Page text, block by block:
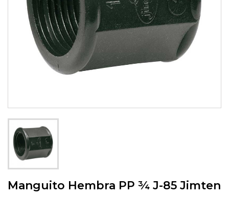
Manguito Hembra PP ¾ J-85 Jimten